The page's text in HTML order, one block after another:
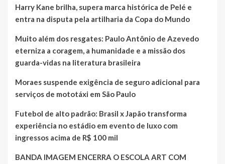
Harry Kane brilha, supera marca histórica de Pelé e
entra na disputa pela artilharia da Copa do Mundo
Muito além dos resgates: Paulo Antônio de Azevedo
eterniza a coragem, a humanidade e a missão dos
guarda-vidas na literatura brasileira
Moraes suspende exigência de seguro adicional para
serviços de mototáxi em São Paulo
Futebol de alto padrão: Brasil x Japão transforma
experiência no estádio em evento de luxo com
ingressos acima de R$ 100 mil
BANDA IMAGEM ENCERRA O ESCOLA ART COM